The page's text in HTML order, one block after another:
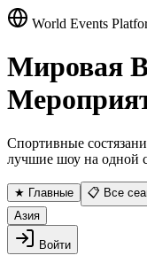
World Events
Мировая
Спортивные
лучшие шоу на одной
★ Главные 📋 Все
Азия
Войти